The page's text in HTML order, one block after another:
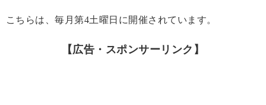
こちらは、毎月第4土曜日に開催されています。
【広告・スポンサーリンク】